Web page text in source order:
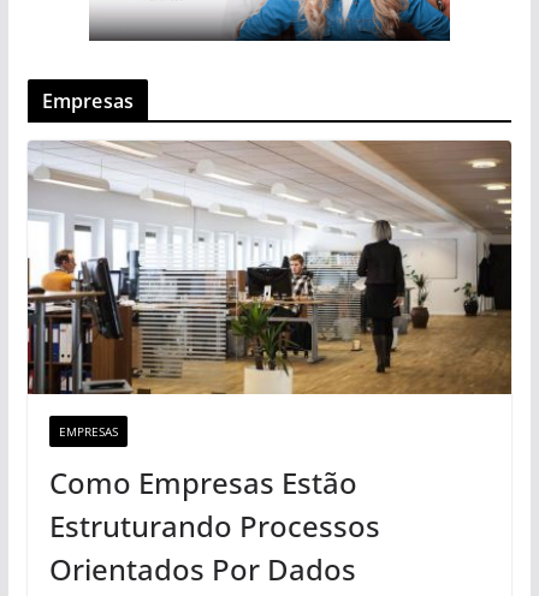
Empresas
EMPRESAS
Como Empresas Estão
Estruturando Processos
Orientados Por Dados